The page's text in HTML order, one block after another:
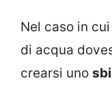
Nel caso in
di acqua
crearsi uno